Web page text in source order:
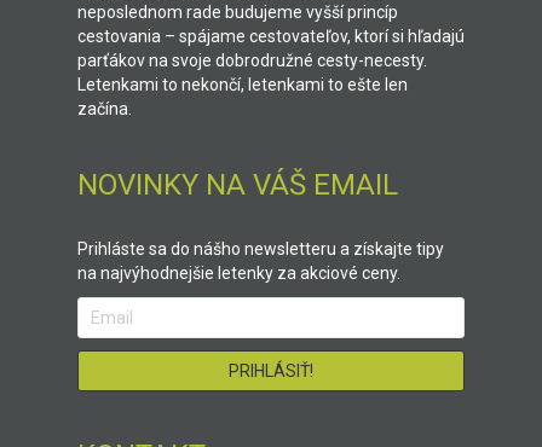
neposlednom rade budujeme vyšší princíp
cestovania – spájame cestovateľov, ktorí si hľadajú
parťákov na svoje dobrodružné cesty-necesty.
Letenkami to nekončí, letenkami to ešte len
začína.
NOVINKY NA VÁŠ EMAIL
Prihláste sa do nášho newsletteru a získajte tipy
na najvýhodnejšie letenky za akciové ceny.